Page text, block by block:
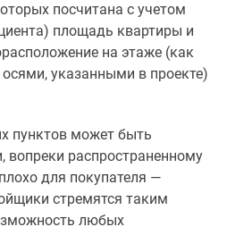
посчитана с учетом
площадь квартиры и
на этаже (как
указанными в проекте)
пунктов может быть
вопреки распространенному
для покупателя —
стремятся таким
любых